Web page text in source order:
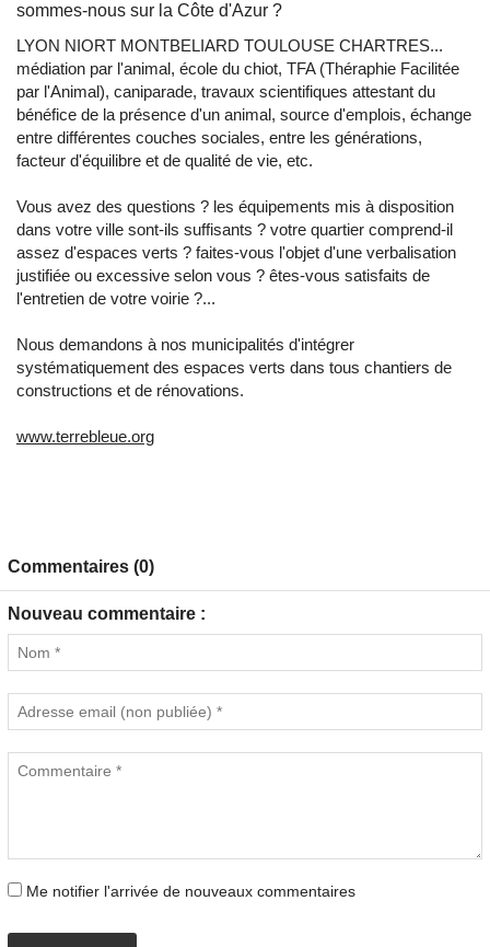
sommes-nous sur la Côte d'Azur ?
LYON NIORT MONTBELIARD TOULOUSE CHARTRES...
médiation par l'animal, école du chiot, TFA (Théraphie Facilitée
par l'Animal), caniparade, travaux scientifiques attestant du
bénéfice de la présence d'un animal, source d'emplois, échange
entre différentes couches sociales, entre les générations,
facteur d'équilibre et de qualité de vie, etc.
Vous avez des questions ? les équipements mis à disposition
dans votre ville sont-ils suffisants ? votre quartier comprend-il
assez d'espaces verts ? faites-vous l'objet d'une verbalisation
justifiée ou excessive selon vous ? êtes-vous satisfaits de
l'entretien de votre voirie ?...
Nous demandons à nos municipalités d'intégrer
systématiquement des espaces verts dans tous chantiers de
constructions et de rénovations.
www.terrebleue.org
Commentaires (0)
Nouveau commentaire :
Me notifier l'arrivée de nouveaux commentaires